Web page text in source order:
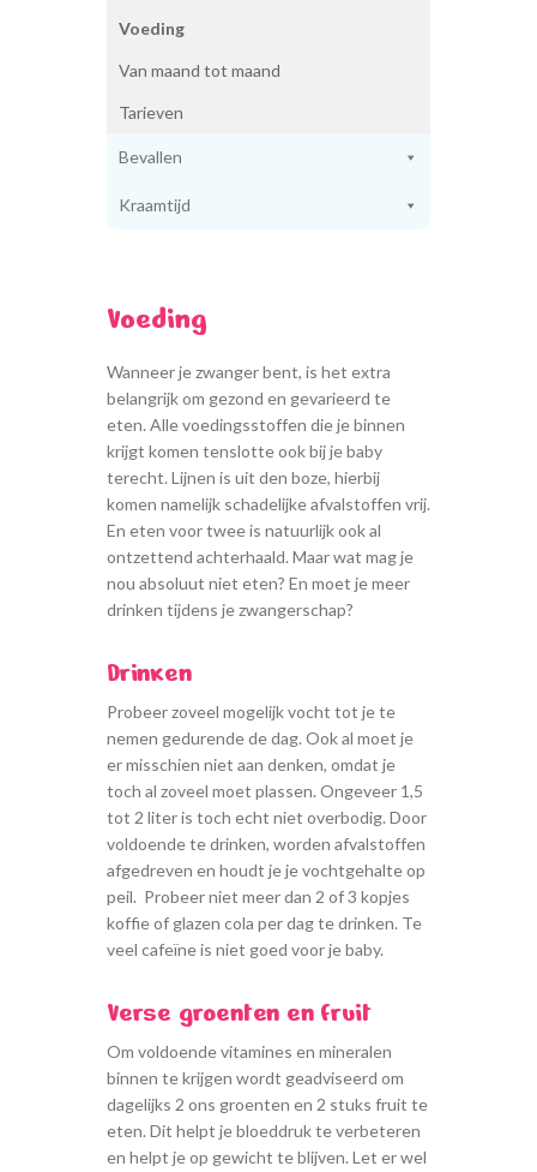
Voeding
Van maand tot maand
Tarieven
Bevallen
Kraamtijd
Voeding
Wanneer je zwanger bent, is het extra
belangrijk om gezond en gevarieerd te
eten. Alle voedingsstoffen die je binnen
krijgt komen tenslotte ook bij je baby
terecht. Lijnen is uit den boze, hierbij
komen namelijk schadelijke afvalstoffen vrij.
En eten voor twee is natuurlijk ook al
ontzettend achterhaald. Maar wat mag je
nou absoluut niet eten? En moet je meer
drinken tijdens je zwangerschap?
Drinken
Probeer zoveel mogelijk vocht tot je te
nemen gedurende de dag. Ook al moet je
er misschien niet aan denken, omdat je
toch al zoveel moet plassen. Ongeveer 1,5
tot 2 liter is toch echt niet overbodig. Door
voldoende te drinken, worden afvalstoffen
afgedreven en houdt je je vochtgehalte op
peil. Probeer niet meer dan 2 of 3 kopjes
koffie of glazen cola per dag te drinken. Te
veel cafeïne is niet goed voor je baby.
Verse groenten en fruit
Om voldoende vitamines en mineralen
binnen te krijgen wordt geadviseerd om
dagelijks 2 ons groenten en 2 stuks fruit te
eten. Dit helpt je bloeddruk te verbeteren
en helpt je op gewicht te blijven. Let er wel